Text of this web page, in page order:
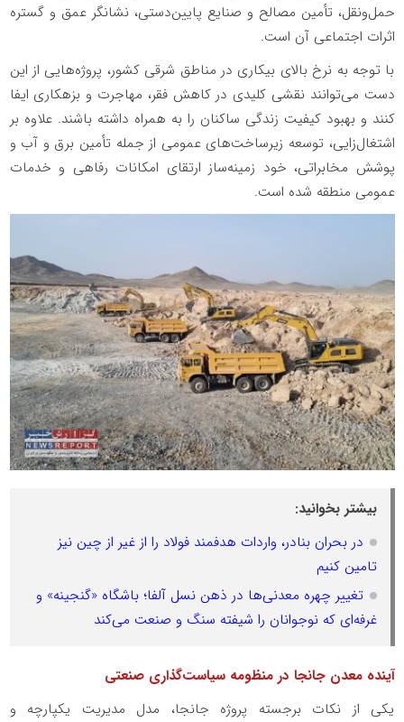
حمل‌ونقل، تأمین مصالح و صنایع پایین‌دستی، نشانگر عمق و گستره
اثرات اجتماعی آن است.
با توجه به نرخ بالای بیکاری در مناطق شرقی کشور، پروژه‌هایی از این
دست می‌توانند نقشی کلیدی در کاهش فقر، مهاجرت و بزهکاری ایفا
کنند و بهبود کیفیت زندگی ساکنان را به همراه داشته باشند. علاوه بر
اشتغال‌زایی، توسعه زیرساخت‌های عمومی از جمله تأمین برق و آب و
پوشش مخابراتی، خود زمینه‌ساز ارتقای امکانات رفاهی و خدمات
عمومی منطقه شده است.
بیشتر بخوانید:
در بحران بنادر، واردات هدفمند فولاد را از غیر از چین نیز
تامین کنیم
تغییر چهره معدنی‌ها در ذهن نسل آلفا؛ باشگاه «گنجینه» و
غرفه‌ای که نوجوانان را شیفته سنگ و صنعت می‌کند
آینده معدن جانجا در منظومه سیاست‌گذاری صنعتی
یکی از نکات برجسته پروژه جانجا، مدل مدیریت یکپارچه و